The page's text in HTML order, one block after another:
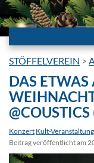
STÖFFELVEREIN >
DAS ETWAS
Konzert Kult-Veranstaltung
Beitrag veröffentlicht am